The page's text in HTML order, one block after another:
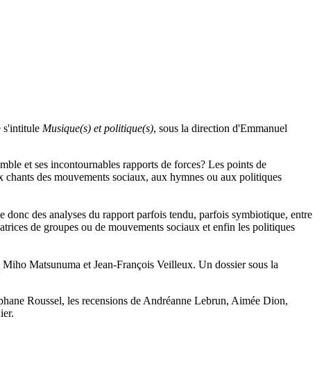
s'intitule Musique(s) et politique(s), sous la direction d'Emmanuel
et ses incontournables rapports de forces? Les points de
des mouvements sociaux, aux hymnes ou aux politiques
des analyses du rapport parfois tendu, parfois symbiotique, entre
de groupes ou de mouvements sociaux et enfin les politiques
Matsunuma et Jean-François Veilleux. Un dossier sous la
Roussel, les recensions de Andréanne Lebrun, Aimée Dion,